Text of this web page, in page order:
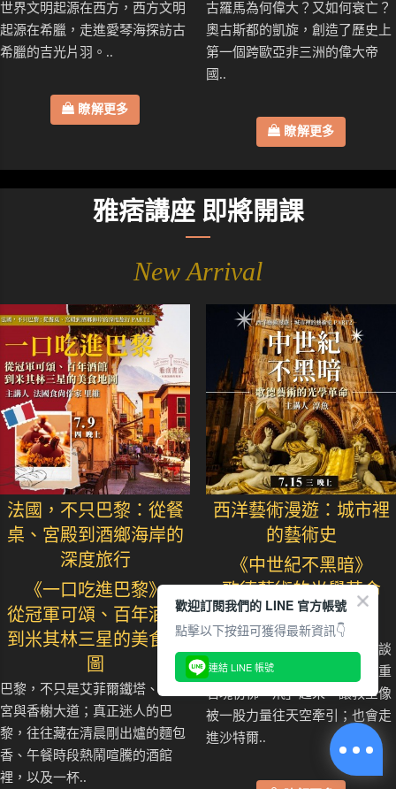
世界文明起源在西方，西方文明
起源在希臘，走進愛琴海探訪古
希臘的吉光片羽。..
瞭解更多
古羅馬為何偉大？又如何衰亡？
奧古斯都的凱旋，創造了歷史上
第一個跨歐亞非三洲的偉大帝
國..
瞭解更多
雅痞講座 即將開課
New Arrival
法國，不只巴黎：從餐
桌、宮殿到酒鄉海岸的
深度旅行
《一口吃進巴黎》
從冠軍可頌、百年酒館
到米其林三星的美食地
圖
巴黎，不只是艾菲爾鐵塔、羅浮
宮與香榭大道；真正迷人的巴
黎，往往藏在清晨剛出爐的麵包
香、午餐時段熱鬧喧騰的酒館
裡，以及一杯..
西洋藝術漫遊：城市裡
的藝術史
《中世紀不黑暗》
歌德藝術的光學革命
我們將從巴黎聖母院的飛扶壁談
起，看中世紀建築師如何讓沉重
石塊彷彿「飛」起來，讓教堂像
被一股力量往天空牽引；也會走
進沙特爾..
歡迎訂閱我們的 LINE 官方帳號
點擊以下按鈕可獲得最新資訊👇
連結 LINE 帳號